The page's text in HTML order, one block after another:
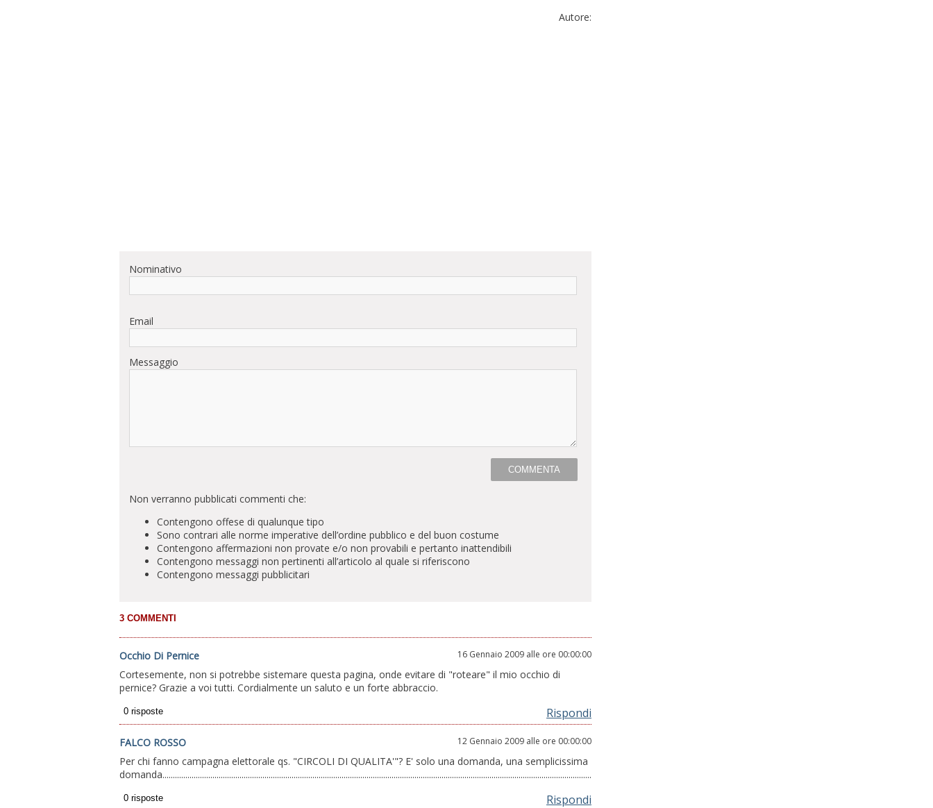
Autore:
Nominativo
Email
Messaggio
Non verranno pubblicati commenti che:
Contengono offese di qualunque tipo
Sono contrari alle norme imperative dell’ordine pubblico e del buon costume
Contengono affermazioni non provate e/o non provabili e pertanto inattendibili
Contengono messaggi non pertinenti all’articolo al quale si riferiscono
Contengono messaggi pubblicitari
Occhio Di Pernice 16 Gennaio 2009 alle ore 00:00:00
Cortesemente, non si potrebbe sistemare questa pagina, onde evitare di "roteare" il mio occhio di
pernice? Grazie a voi tutti. Cordialmente un saluto e un forte abbraccio.
Rispondi
FALCO ROSSO 12 Gennaio 2009 alle ore 00:00:00
Per chi fanno campagna elettorale qs. "CIRCOLI DI QUALITA'"? E' solo una domanda, una semplicissima
domanda.....................................................................................................................................................................................................................
Rispondi